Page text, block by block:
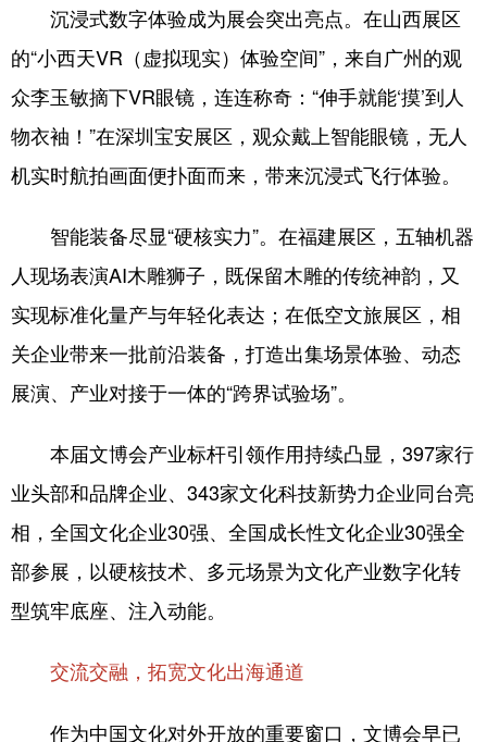
沉浸式数字体验成为展会突出亮点。在山西展区
的“小西天VR（虚拟现实）体验空间”，来自广州的观
众李玉敏摘下VR眼镜，连连称奇：“伸手就能‘摸’到人
物衣袖！”在深圳宝安展区，观众戴上智能眼镜，无人
机实时航拍画面便扑面而来，带来沉浸式飞行体验。
智能装备尽显“硬核实力”。在福建展区，五轴机器
人现场表演AI木雕狮子，既保留木雕的传统神韵，又
实现标准化量产与年轻化表达；在低空文旅展区，相
关企业带来一批前沿装备，打造出集场景体验、动态
展演、产业对接于一体的“跨界试验场”。
本届文博会产业标杆引领作用持续凸显，397家行
业头部和品牌企业、343家文化科技新势力企业同台亮
相，全国文化企业30强、全国成长性文化企业30强全
部参展，以硬核技术、多元场景为文化产业数字化转
型筑牢底座、注入动能。
交流交融，拓宽文化出海通道
作为中国文化对外开放的重要窗口，文博会早已